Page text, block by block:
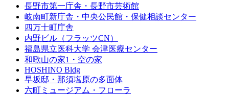
長野市第一庁舎・長野市芸術館
岐南町新庁舎・中央公⺠館・保健相談センター
四万十町庁舎
内野ビル（フラッツCN）
福島県立医科大学 会津医療センター
和歌山の家1・空の家
HOSHINO Bldg
早坂邸・那須塩原の多面体
六町ミュージアム・フローラ